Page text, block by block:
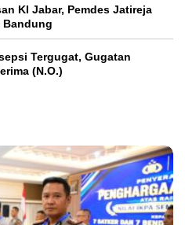
KI Jabar, Pemdes Jatireja
Bandung
Tergugat, Gugatan
(N.O.)